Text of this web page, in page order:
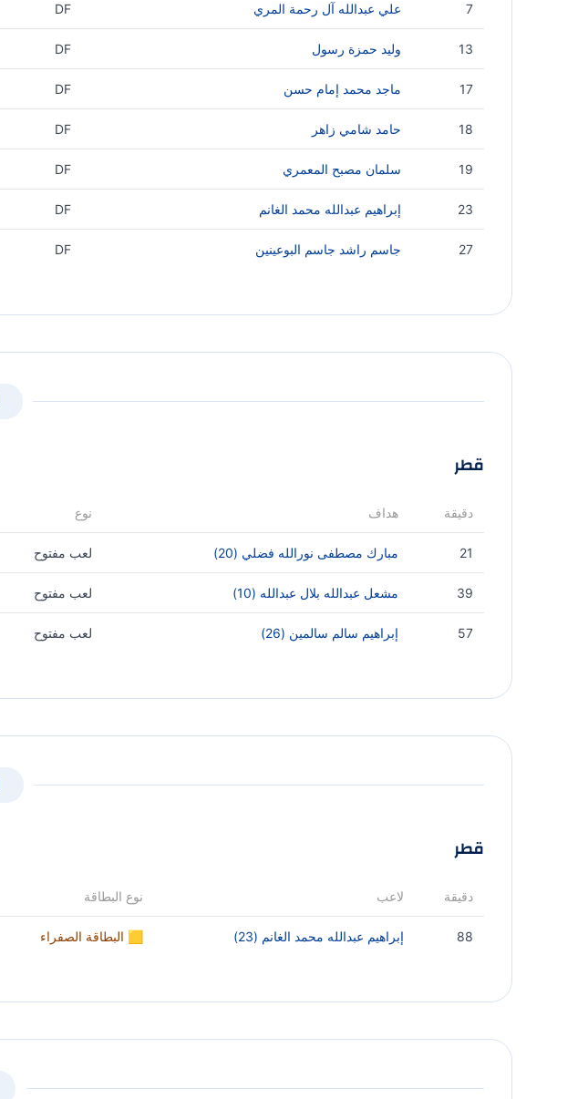
7 علي عبدالله آل رحمة المري DF
13 وليد حمزة رسول DF
17 ماجد محمد إمام حسن DF
18 حامد شامي زاهر DF
19 سلمان مصبح المعمري DF
23 إبراهيم عبدالله محمد الغانم DF
27 جاسم راشد جاسم البوعينين DF
قطر
دقيقة هداف نوع
21 مبارك مصطفى نورالله فضلي (20) لعب مفتوح
39 مشعل عبدالله بلال عبدالله (10) لعب مفتوح
57 إبراهيم سالم سالمين (26) لعب مفتوح
قطر
دقيقة لاعب نوع البطاقة
88 إبراهيم عبدالله محمد الغانم (23) 🟨 البطاقة الصفراء